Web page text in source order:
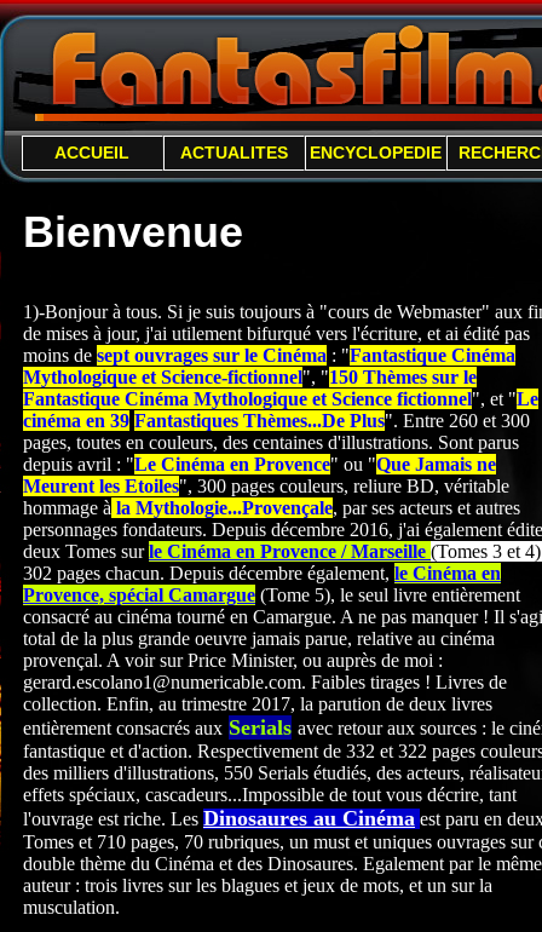
ACCUEIL ACTUALITES ENCYCLOPEDIE
Bienvenue
1)-Bonjour à tous. Si je suis toujours à "cours de Webmaster" aux
de mises à jour, j'ai utilement bifurqué vers l'écriture, et ai édité pas
moins de sept ouvrages sur le Cinéma : "Fantastique Cinéma
Mythologique et Science-fictionnel", "150 Thèmes sur le
Fantastique Cinéma Mythologique et Science fictionnel", et "Le
cinéma en 39 Fantastiques Thèmes...De Plus". Entre 260 et 300
pages, toutes en couleurs, des centaines d'illustrations. Sont parus
depuis avril : "Le Cinéma en Provence" ou "Que Jamais ne
Meurent les Etoiles", 300 pages couleurs, reliure BD, véritable
hommage à la Mythologie...Provençale, par ses acteurs et autres
personnages fondateurs. Depuis décembre 2016, j'ai également
deux Tomes surle Cinéma en Provence / Marseille (Tomes 3 et 4)
302 pages chacun. Depuis décembre également, le Cinéma en
Provence, spécial Camargue (Tome 5), le seul livre entièrement
consacré au cinéma tourné en Camargue. A ne pas manquer ! Il
total de la plus grande oeuvre jamais parue, relative au cinéma
provençal. A voir sur Price Minister, ou auprès de moi :
gerard.escolano1@numericable.com. Faibles tirages ! Livres de
collection. Enfin, au trimestre 2017, la parution de deux livres
entièrement consacrés aux Serials avec retour aux sources : le
fantastique et d'action. Respectivement de 332 et 322 pages
des milliers d'illustrations, 550 Serials étudiés, des acteurs,
effets spéciaux, cascadeurs...Impossible de tout vous décrire, tant
l'ouvrage est riche. Les Dinosaures au Cinéma est paru en
Tomes et 710 pages, 70 rubriques, un must et uniques ouvrages sur
double thème du Cinéma et des Dinosaures. Egalement par le même
auteur : trois livres sur les blagues et jeux de mots, et un sur la
musculation.